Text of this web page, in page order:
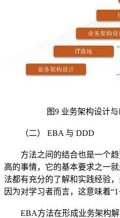
图9 业务架构设计与
（二） EBA 与 DDD
方法之间的结合也是一个趋
高的事情，它的基本要求之一
法都有充分的了解和实践经验
因为对学习者而言，这意味着
EBA方法在形成业务架构解